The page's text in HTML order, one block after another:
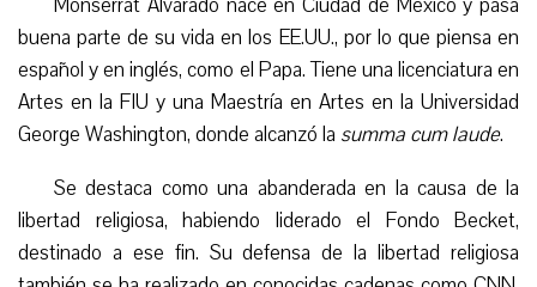
buena parte de su vida en los EE.UU., por lo que piensa en
español y en inglés, como el Papa. Tiene una licenciatura en
Artes en la FIU y una Maestría en Artes en la Universidad
George Washington, donde alcanzó la summa cum laude.
Se destaca como una abanderada en la causa de la
libertad religiosa, habiendo liderado el Fondo Becket,
destinado a ese fin. Su defensa de la libertad religiosa